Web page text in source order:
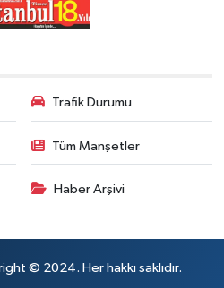
Trafik Durumu
Tüm Manşetler
Haber Arşivi
© 2024. Her hakkı saklıdır.